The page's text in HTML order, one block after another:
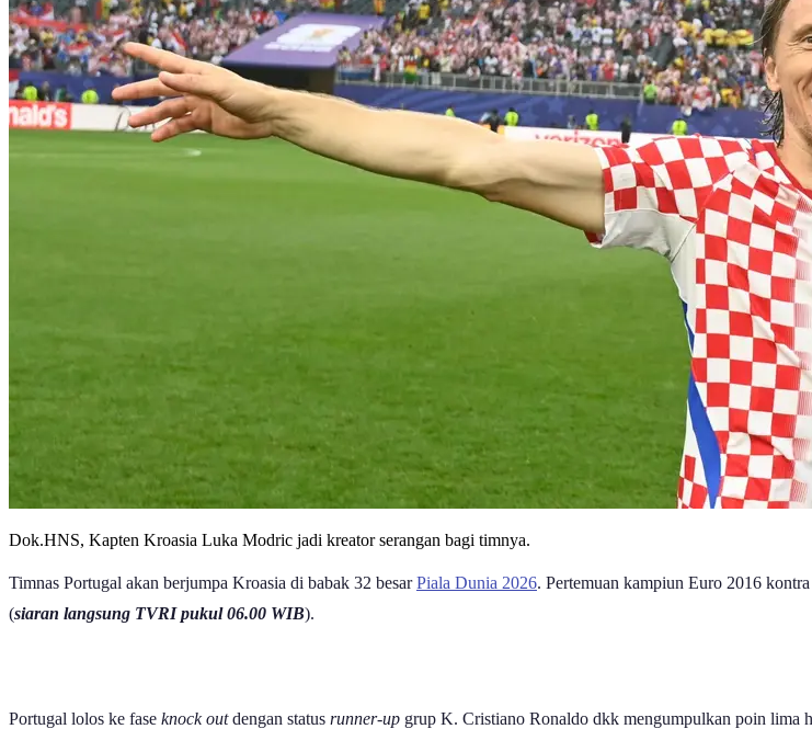
Dok.HNS, Kapten Kroasia Luka Modric jadi kreator serangan bagi timnya.
Timnas Portugal akan berjumpa Kroasia di babak 32 besarPiala Dunia 2026. Pertemuan kampiun Euro 2016
(siaran langsung TVRI pukul 06.00 WIB).
Portugal lolos ke fase knock outdengan status runner-up grup K. Cristiano Ronaldo dkk mengumpulkan poin lima